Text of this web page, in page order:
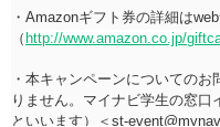
・Amazonギフト券の詳細は
（ http://www.amazon.co.jp/
・本キャンペーンについての
りません。マイナビ学生の窓口
といいます）＜st-